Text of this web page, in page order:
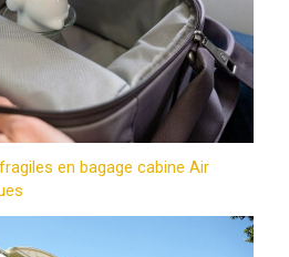
en bagage cabine Air